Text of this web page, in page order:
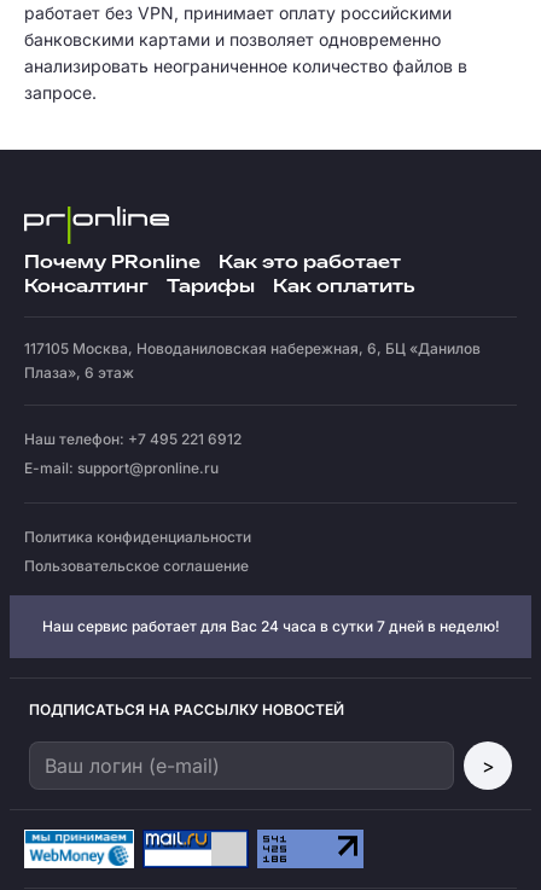
работает без VPN, принимает оплату российскими
банковскими картами и позволяет одновременно
анализировать неограниченное количество файлов в
запросе.
Почему PRonline
Как это работает
Консалтинг
Тарифы Как оплатить
117105 Москва, Новоданиловская набережная, 6, БЦ «Данилов
Плаза», 6 этаж
Наш телефон: +7 495 221 6912
E-mail: support@pronline.ru
Политика конфиденциальности
Пользовательское соглашение
Наш сервис работает для Вас 24 часа в сутки 7 дней в неделю!
ПОДПИСАТЬСЯ НА РАССЫЛКУ НОВОСТЕЙ